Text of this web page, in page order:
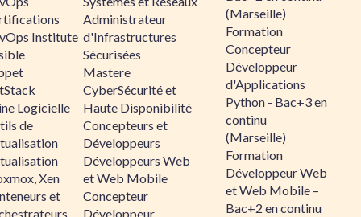
Institute
Logicielle
de
Xen
et
Administrateur
d'Infrastructures
Sécurisées
Mastere
CyberSécurité et
Haute Disponibilité
Concepteurs et
Développeurs
Développeurs Web
et Web Mobile
Concepteur
Développeur
(Marseille)
Formation
Concepteur
Développeur
d'Applications
Python - Bac+3 en
continu
(Marseille)
Formation
Développeur Web
et Web Mobile –
Bac+2 en continu